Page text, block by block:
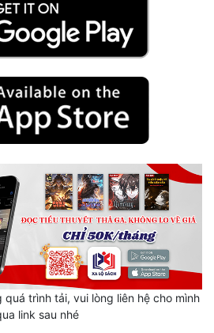
trình tải, vui lòng liên hệ cho mình
link sau nhé